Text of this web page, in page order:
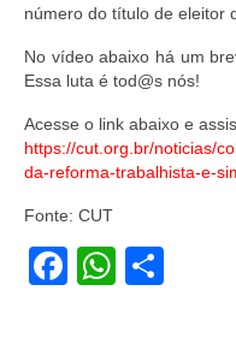
número do título de eleitor
No vídeo abaixo há um
Essa luta é tod@s nós!
Acesse o link abaixo e
https://cut.org.br/noticias/
da-reforma-trabalhista-e-
Fonte: CUT
Facebook